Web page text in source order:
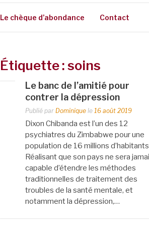
Le chèque d’abondance Contact
Étiquette :soins
Le banc de l’amitié pour
contrer la dépression
Publié par Dominique le 16 août 2019
Dixon Chibanda est l’un des 12
psychiatres du Zimbabwe pour une
population de 16 millions
Réalisant que son pays ne sera
capable d’étendre les méthodes
traditionnelles de traitement des
troubles de la santé mentale, et
notamment la dépression,…